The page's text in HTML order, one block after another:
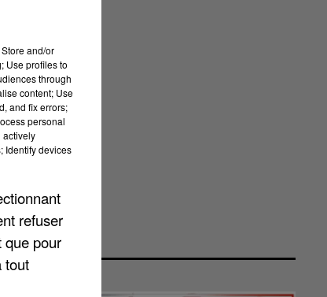
and/or
Use profiles to
through
content; Use
and fix errors;
personal
actively
Identify devices
refuser
que pour
tout